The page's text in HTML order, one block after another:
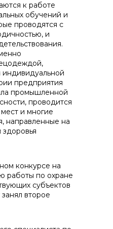
к работе
обучений и
проводятся с
и
предприятия
промышленной
проводится
и многие
направленные на
конкурсе на
работы по охране
субъектов
второе